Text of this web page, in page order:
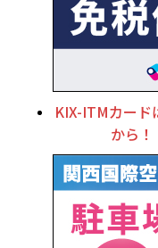
KIX-ITMカード
から！